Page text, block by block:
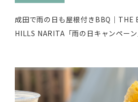
成田で雨の日も屋根付きBBQ｜THE
HILLS NARITA「雨の日キャンペー